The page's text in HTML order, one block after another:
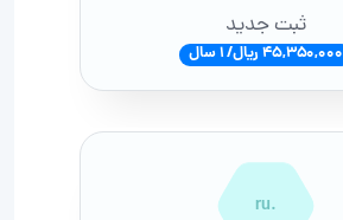
ثبت جدید
45,350,000 ریال/ 1 سال
.ru